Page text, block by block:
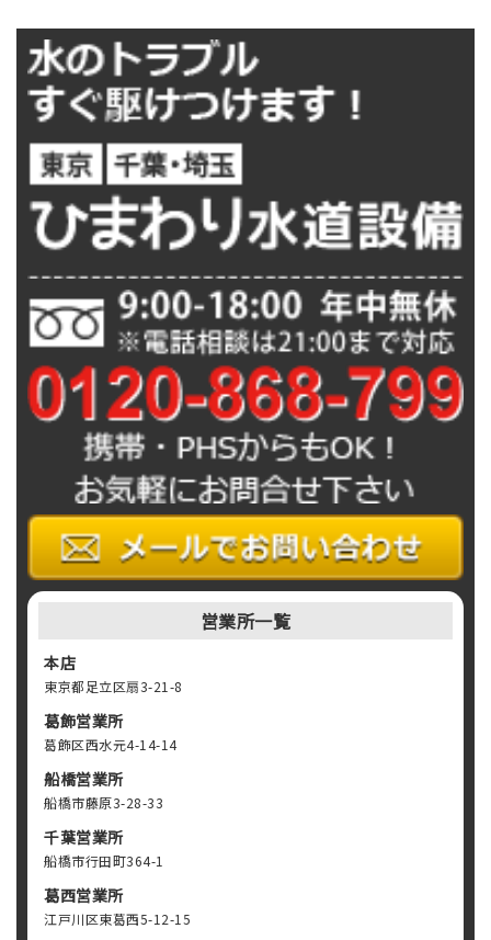
営業所一覧
本店
東京都足立区扇3-21-8
葛飾営業所
葛飾区西水元4-14-14
船橋営業所
船橋市藤原3-28-33
千葉営業所
船橋市行田町364-1
葛西営業所
江戸川区東葛西5-12-15